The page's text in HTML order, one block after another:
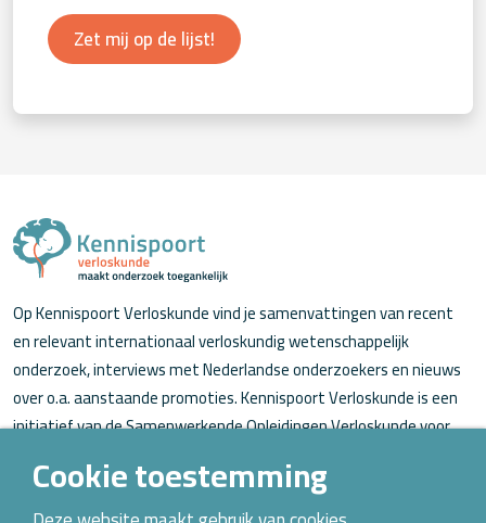
Zet mij op de lijst!
Op Kennispoort Verloskunde vind je samenvattingen van recent
en relevant internationaal verloskundig wetenschappelijk
onderzoek, interviews met Nederlandse onderzoekers en nieuws
over o.a. aanstaande promoties. Kennispoort Verloskunde is een
initiatief van de Samenwerkende Opleidingen Verloskunde voor
Cookie toestemming